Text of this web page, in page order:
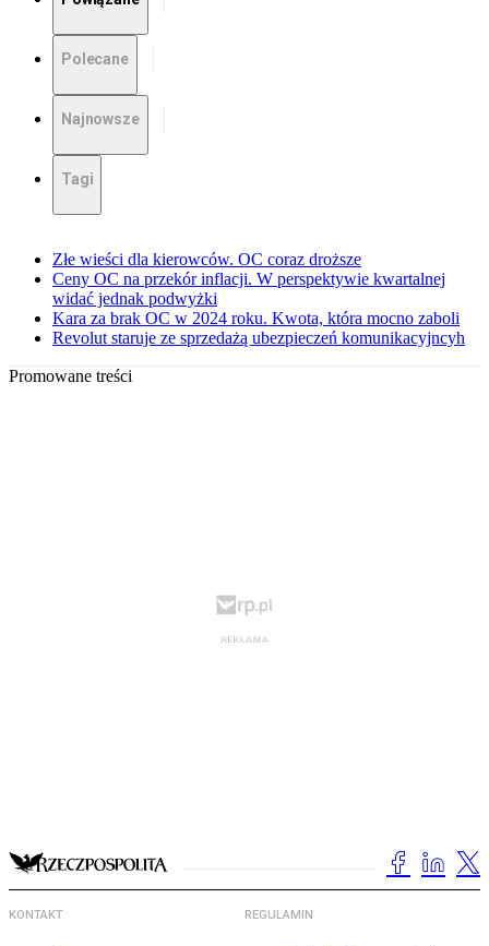
Polecane
Najnowsze
Tagi
Złe wieści dla kierowców. OC coraz droższe
Ceny OC na przekór inflacji. W perspektywie kwartalnej
widać jednak podwyżki
Kara za brak OC w 2024 roku. Kwota, która mocno zaboli
Revolut staruje ze sprzedażą ubezpieczeń komunikacyjncyh
Promowane treści
KONTAKT REGULAMIN